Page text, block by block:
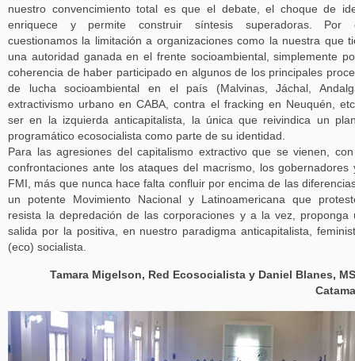
nuestro convencimiento total es que el debate, el choque de
enriquece y permite construir síntesis superadoras. Por
cuestionamos la limitación a organizaciones como la nuestra que
una autoridad ganada en el frente socioambiental, simplemente
coherencia de haber participado en algunos de los principales
de lucha socioambiental en el país (Malvinas, Jáchal,
extractivismo urbano en CABA, contra el fracking en Neuquén,
ser en la izquierda anticapitalista, la única que reivindica un
programático ecosocialista como parte de su identidad.
Para las agresiones del capitalismo extractivo que se vienen,
confrontaciones ante los ataques del macrismo, los gobernadores
FMI, más que nunca hace falta confluir por encima de las
un potente Movimiento Nacional y Latinoamericana que
resista la depredación de las corporaciones y a la vez, proponga
salida por la positiva, en nuestro paradigma anticapitalista,
(eco) socialista.
Tamara Migelson, Red Ecosocialista y Daniel Blanes,